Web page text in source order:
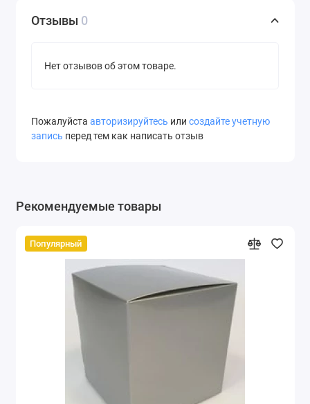
Отзывы 0
Нет отзывов об этом товаре.
Пожалуйста авторизируйтесь или создайте учетную
запись перед тем как написать отзыв
Рекомендуемые товары
Популярный